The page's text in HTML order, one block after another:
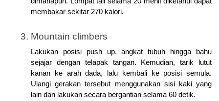
membakar sekitar 270 kalori.
Mountain climbers
Lakukan posisi push up, angkat tubuh hingga bahu
sejajar dengan telapak tangan. Kemudian, tarik lutut
kanan ke arah dada, lalu kembali ke posisi semula.
Ulangi gerakan tersebut menggunakan sisi kaki yang
lain dan lakukan secara bergantian selama 60 detik.